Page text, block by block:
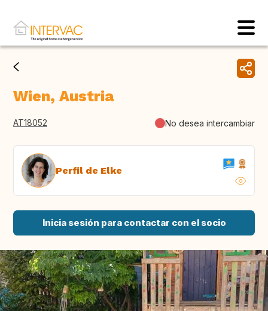
Wien, Austria
AT18052 No desea intercambiar
Perfil de Elke
Inicia sesión para contactar con el socio